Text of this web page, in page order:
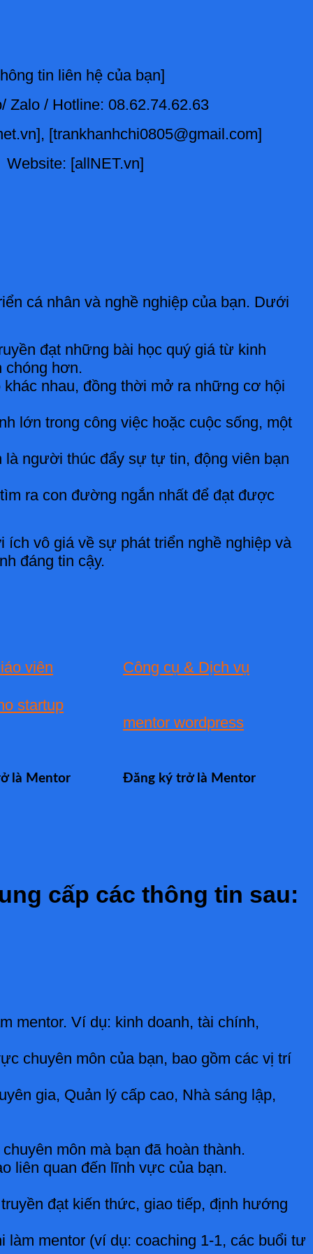
tin liên hệ của bạn]
Zalo / Hotline: 08.62.74.62.63
[trankhanhchi0805@gmail.com]
Website: [allNET.vn]
cá nhân và nghề nghiệp của bạn. Dưới
đạt những bài học quý giá từ kinh
chóng hơn.
nhau, đồng thời mở ra những cơ hội
lớn trong công việc hoặc cuộc sống, một
người thúc đẩy sự tự tin, động viên bạn
ra con đường ngắn nhất để đạt được
vô giá về sự phát triển nghề nghiệp và
đáng tin cậy.
viên Công cụ & Dịch vụ
startup
mentor wordpress
là Mentor Đăng ký trở là Mentor
cấp các thông tin sau:
mentor. Ví dụ: kinh doanh, tài chính,
chuyên môn của bạn, bao gồm các vị trí
gia, Quản lý cấp cao, Nhà sáng lập,
môn mà bạn đã hoàn thành.
liên quan đến lĩnh vực của bạn.
đạt kiến thức, giao tiếp, định hướng
mentor (ví dụ: coaching 1-1, các buổi tư